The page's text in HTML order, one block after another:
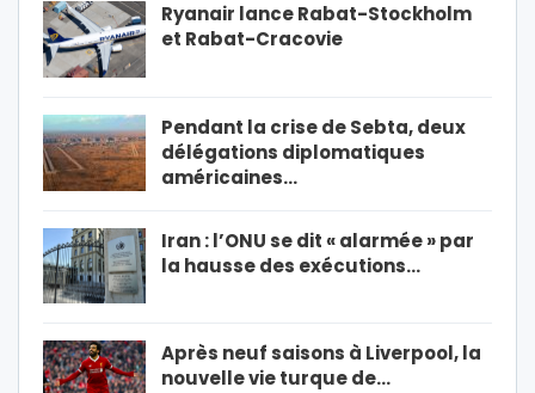
Ryanair lance Rabat-Stockholm
et Rabat-Cracovie
Pendant la crise de Sebta, deux
délégations diplomatiques
américaines…
Iran : l’ONU se dit « alarmée » par
la hausse des exécutions…
Après neuf saisons à Liverpool, la
nouvelle vie turque de…